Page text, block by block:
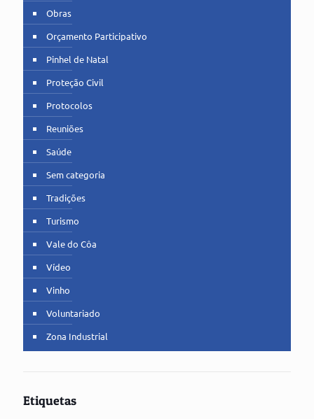
Obras
Orçamento Participativo
Pinhel de Natal
Proteção Civil
Protocolos
Reuniões
Saúde
Sem categoria
Tradições
Turismo
Vale do Côa
Vídeo
Vinho
Voluntariado
Zona Industrial
Etiquetas